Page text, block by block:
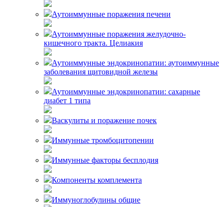
Аутоиммунные поражения печени
Аутоиммунные поражения желудочно-
кишечного тракта. Целиакия
Аутоиммунные эндокринопатии: аутоиммунные
заболевания щитовидной железы
Аутоиммунные эндокринопатии: сахарные
диабет 1 типа
Васкулиты и поражение почек
Иммунные тромбоцитопении
Иммунные факторы бесплодия
Компоненты комплемента
Иммуноглобулины общие